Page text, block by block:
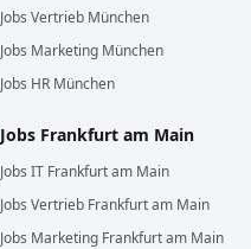
Jobs Vertrieb München
Jobs Marketing München
Jobs HR München
Jobs Frankfurt am Main
Jobs IT Frankfurt am Main
Jobs Vertrieb Frankfurt am Main
Jobs Marketing Frankfurt am Main